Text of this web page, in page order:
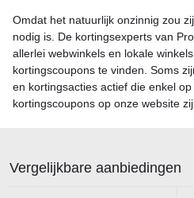
Omdat het natuurlijk onzinnig zou
nodig is. De kortingsexperts van
allerlei webwinkels en lokale
kortingscoupons te vinden. Soms
en kortingsacties actief die enkel
kortingscoupons op onze website
Vergelijkbare aanbiedingen